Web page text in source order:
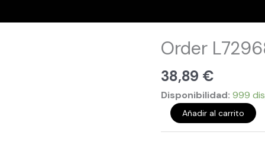
Order
38,89 €
Disponibilidad: 999
L729683
cantidad
Añadir al carrito